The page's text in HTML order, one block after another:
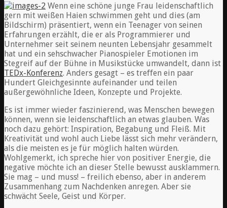
Wenn eine schöne junge Frau leidenschaftlich
gern mit weißen Haien schwimmen geht und dies (am
Bildschirm) präsentiert, wenn ein Teenager von seinen
Erfahrungen erzählt, die er als Programmierer und
Unternehmer seit seinem neunten Lebensjahr gesammelt
hat und ein sehschwacher Pianospieler Emotionen im
Stegreif auf der Bühne in Musikstücke umwandelt, dann ist
TEDx-Konferenz. Anders gesagt – es treffen ein paar
Hundert Gleichgesinnte aufeinander und teilen
außergewöhnliche Ideen, Konzepte und Projekte.
Es ist immer wieder faszinierend, was Menschen bewegen
können, wenn sie leidenschaftlich an etwas glauben. Was
noch dazu gehört: Inspiration, Begabung und Fleiß. Mit
Kreativität und wohl auch Liebe lässt sich mehr verändern,
als die meisten es je für möglich halten würden.
Wohlgemerkt, ich spreche hier von positiver Energie, die
negative möchte ich an dieser Stelle bewusst ausklammern.
Sie mag – und muss! – freilich ebenso, aber in anderem
Zusammenhang zum Nachdenken anregen. Aber sie
schwächt Seele, Geist und Körper.